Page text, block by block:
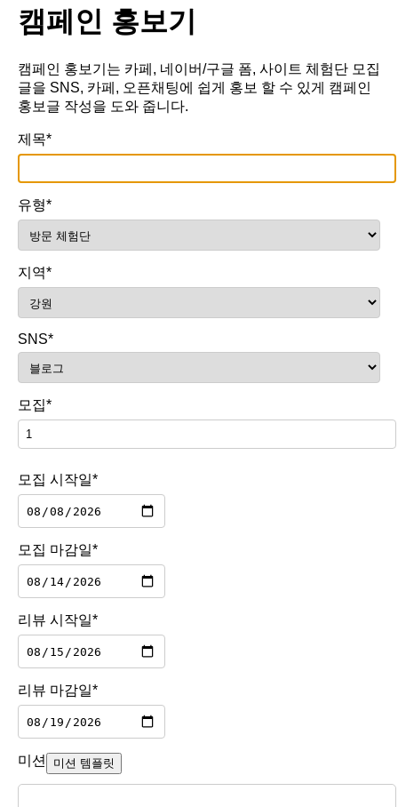
캠페인 홍보기
캠페인 홍보기는 카페, 네이버/구글 폼, 사이트 체험단 모집
글을 SNS, 카페, 오픈채팅에 쉽게 홍보 할 수 있게 캠페인
홍보글 작성을 도와 줍니다.
제목*
유형*
지역*
SNS*
모집*
모집 시작일*
모집 마감일*
리뷰 시작일*
리뷰 마감일*
미션 미션 템플릿